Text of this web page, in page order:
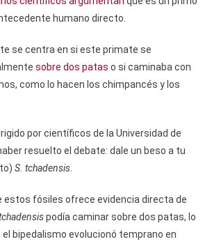
humano directo.
se centra en si este primate se
sobre dos patas o si caminaba con
como lo hacen los chimpancés y los
por científicos de la Universidad de
resuelto el debate: dale un beso a tu
S. tchadensis.
estos fósiles ofrece evidencia directa de
podía caminar sobre dos patas, lo
bipedalismo evolucionó temprano en